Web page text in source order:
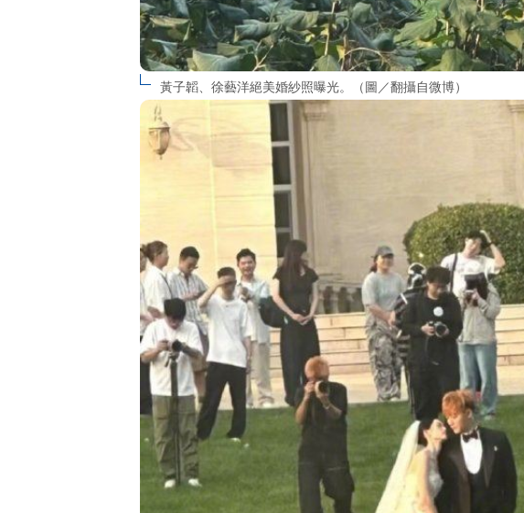
黃子韜、徐藝洋絕美婚紗照曝光。（圖／翻攝自微博）